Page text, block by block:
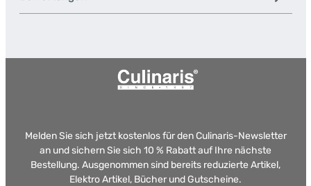
Melden Sie sich jetzt kostenlos für den Culinaris-Newsletter
an und sichern Sie sich 10 % Rabatt auf Ihre nächste
Bestellung. Ausgenommen sind bereits reduzierte Artikel,
Elektro Artikel, Bücher und Gutscheine.